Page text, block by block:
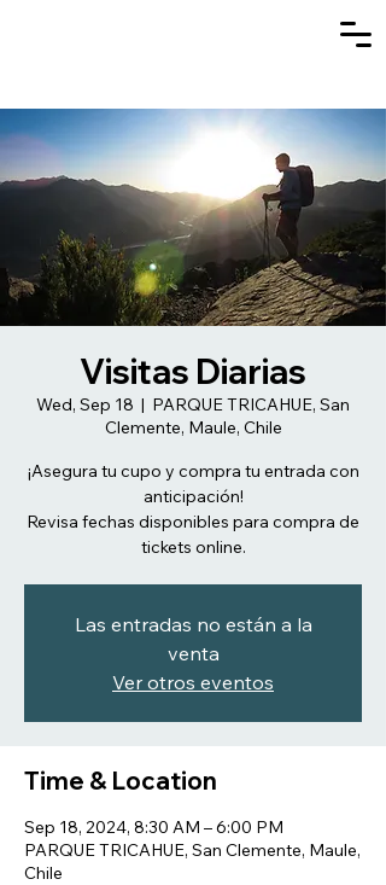
Visitas Diarias
Wed, Sep 18
  |
PARQUE TRICAHUE, San
Clemente, Maule, Chile
¡Asegura tu cupo y compra tu entrada con
anticipación!
Revisa fechas disponibles para compra de
tickets online.
Las entradas no están a la
venta
Ver otros eventos
Time & Location
Sep 18, 2024, 8:30 AM – 6:00 PM
PARQUE TRICAHUE, San Clemente, Maule,
Chile